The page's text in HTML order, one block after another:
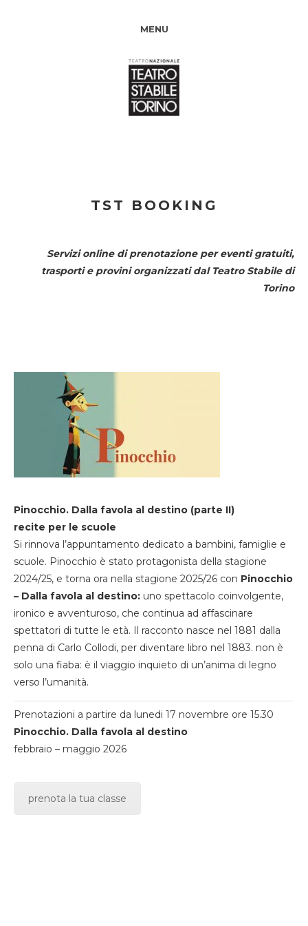
MENU
TST BOOKING
Servizi online di prenotazione per eventi gratuiti,
trasporti e provini organizzati dal Teatro Stabile di
Torino
Pinocchio. Dalla favola al destino (parte II)
recite per le scuole
Si rinnova l’appuntamento dedicato a bambini, famiglie e
scuole. Pinocchio è stato protagonista della stagione
2024/25, e torna ora nella stagione 2025/26 con Pinocchio
– Dalla favola al destino: uno spettacolo coinvolgente,
ironico e avventuroso, che continua ad affascinare
spettatori di tutte le età. Il racconto nasce nel 1881 dalla
penna di Carlo Collodi, per diventare libro nel 1883. non è
solo una fiaba: è il viaggio inquieto di un’anima di legno
verso l’umanità.
Prenotazioni a partire da lunedi 17 novembre ore 15.30
Pinocchio. Dalla favola al destino
febbraio – maggio 2026
prenota la tua classe